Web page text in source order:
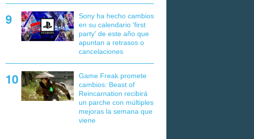
Sony ha hecho cambios
en su calendario 'first
party' de este año que
apuntan a retrasos o
cancelaciones
Game Freak promete
cambios: Beast of
Reincarnation recibirá
un parche con múltiples
mejoras la semana que
viene